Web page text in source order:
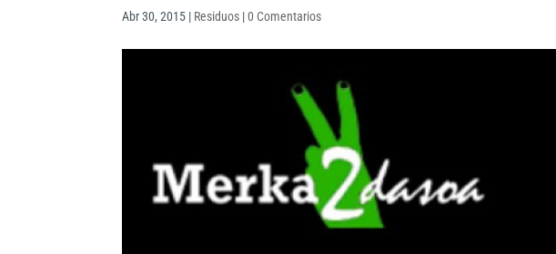
Abr 30, 2015 | Residuos |0 Comentarios